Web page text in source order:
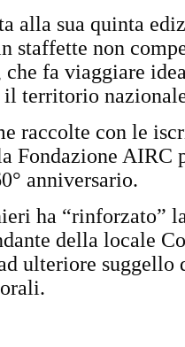
alla sua quinta
staffette non
che fa viaggiare
il territorio
raccolte con le
Fondazione
anniversario.
ha “rinforzato”
della locale
ulteriore